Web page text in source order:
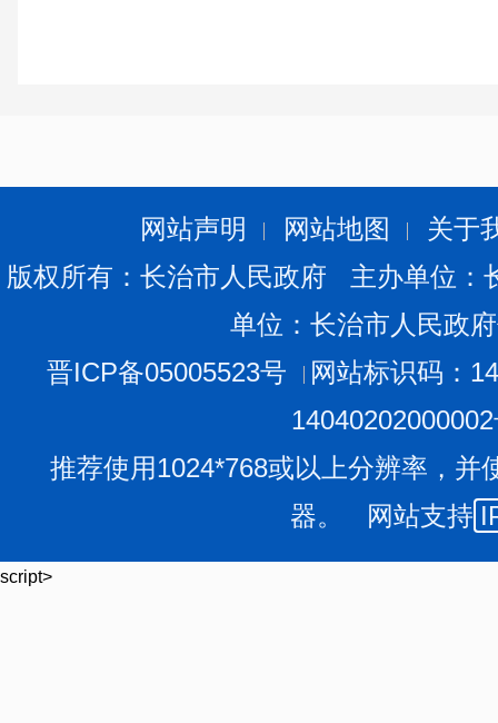
网站声明 网站地图
关于
版权所有：长治市人民政府 主办单位
单位：长治市人民政
晋ICP备05005523号
网站标识码：
推荐使用1024*768或以上分辨率，并
器。 网站支持
script>